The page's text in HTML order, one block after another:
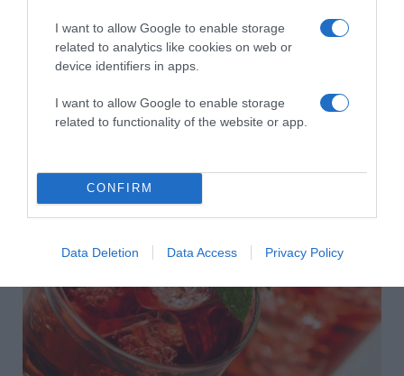
I want to allow Google to enable storage
related to analytics like cookies on web or
device identifiers in apps.
I want to allow Google to enable storage
related to functionality of the website or app.
CONFIRM
Data Deletion Data Access Privacy Policy
Korábbi bejegyzések Következő bejegyzés
HASONLÓ BEJEGYZÉSEK